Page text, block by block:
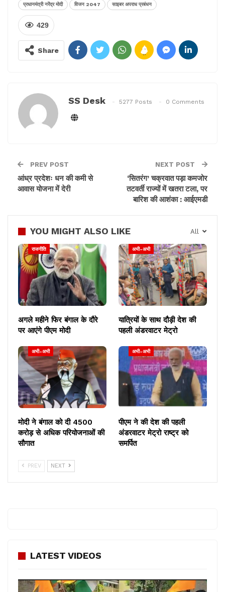
समापन के दिन अपना संबोधन देंगे। बनर्जी के पास पश्चिम बंगाल के
गृहविभाग का प्रभार भी है।
बता दें कि इस बैठक में सीएम योगी आदित्यनाथ शामिल होंगे। इस
बैठक का उद्देश्य विजन 2047 और प्रधानमंत्री नरेंद्र मोदी के पंच
करने, पुलिस बलों के आधुनिकीकरण, आपराधिक न्याय प्रणाली में
आईटी के बढ़ते उपयोग, भूमि सीमा प्रबंधन और तटीय सुरक्षा एवं
अन्य आंतरिक सुरक्षा संबंधित मुद्दों पर चिंतन किया जाएगा।
प्रधानमंत्री नरेंद्र मोदी विजन 2047 साइबर अपराध प्रबंधन
429
Share
SS Desk 5277 Posts 0 Comments
PREV POST
आंध्र प्रदेशः धन की कमी से
आवास योजना में देरी
NEXT POST
‘सितरंग’ चक्रवात पड़ा कमजोर
तटवर्ती राज्यों में खतरा टला, पर
बारिश की आशंका : आईएमडी
All
YOU MIGHT ALSO LIKE
राजनीति
अगले महीने फिर बंगाल के दौरे
पर आएंगे पीएम मोदी
अभी-अभी
यात्रियों के साथ दौड़ी देश की
पहली अंडरवाटर मेट्रो
अभी-अभी
मोदी ने बंगाल को दी 4500
करोड़ से अधिक परियोजनाओं की
सौगात
अभी-अभी
पीएम ने की देश की पहली
अंडरवाटर मेट्रो राष्ट्र को
समर्पित
PREV NEXT
LATEST VIDEOS